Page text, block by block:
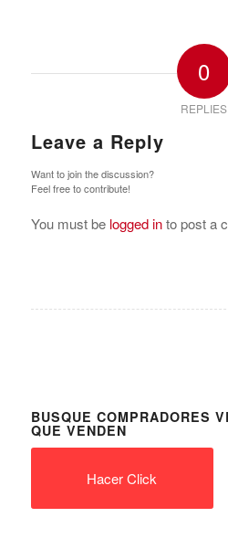
0
REPLIES
Leave a Reply
Want to join the discussion?
Feel free to contribute!
You must be logged into post a
BUSQUE COMPRADORES
QUE VENDEN
Hacer Click